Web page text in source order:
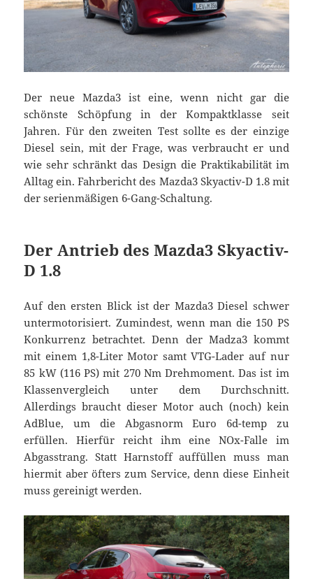
Der neue Mazda3 ist eine, wenn nicht gar die
schönste Schöpfung in der Kompaktklasse seit
Jahren. Für den zweiten Test sollte es der einzige
Diesel sein, mit der Frage, was verbraucht er und
wie sehr schränkt das Design die Praktikabilität im
Alltag ein. Fahrbericht des Mazda3 Skyactiv-D 1.8 mit
der serienmäßigen 6-Gang-Schaltung.
Der Antrieb des Mazda3 Skyactiv-
D 1.8
Auf den ersten Blick ist der Mazda3 Diesel schwer
untermotorisiert. Zumindest, wenn man die 150 PS
Konkurrenz betrachtet. Denn der Madza3 kommt
mit einem 1,8-Liter Motor samt VTG-Lader auf nur
85 kW (116 PS) mit 270 Nm Drehmoment. Das ist im
Klassenvergleich unter dem Durchschnitt.
Allerdings braucht dieser Motor auch (noch) kein
AdBlue, um die Abgasnorm Euro 6d-temp zu
erfüllen. Hierfür reicht ihm eine NOx-Falle im
Abgasstrang. Statt Harnstoff auffüllen muss man
hiermit aber öfters zum Service, denn diese Einheit
muss gereinigt werden.